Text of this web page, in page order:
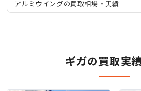
アルミウイングの買取相場・実績
ギガの買取実